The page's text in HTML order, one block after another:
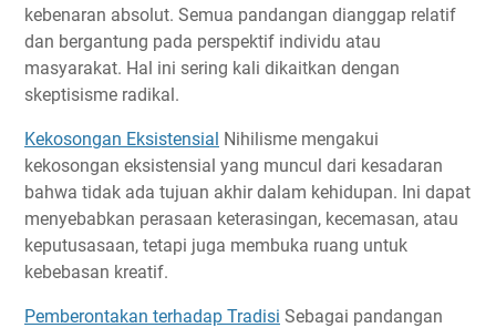
kebenaran absolut. Semua pandangan dianggap relatif
dan bergantung pada perspektif individu atau
masyarakat. Hal ini sering kali dikaitkan dengan
skeptisisme radikal.
Kekosongan Eksistensial Nihilisme mengakui
kekosongan eksistensial yang muncul dari kesadaran
bahwa tidak ada tujuan akhir dalam kehidupan. Ini dapat
menyebabkan perasaan keterasingan, kecemasan, atau
keputusasaan, tetapi juga membuka ruang untuk
kebebasan kreatif.
Pemberontakan terhadap Tradisi Sebagai pandangan